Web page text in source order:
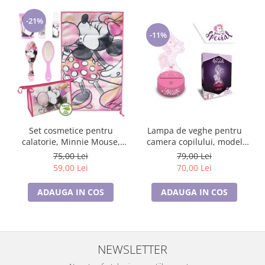
-21%
Set cosmetice pentru
calatorie, Minnie Mouse,
Disney
75,00 Lei
59,00 Lei
ADAUGA IN COS
-11%
Lampa de veghe pentru
camera copilului, model
Unicorn
79,00 Lei
70,00 Lei
ADAUGA IN COS
NEWSLETTER